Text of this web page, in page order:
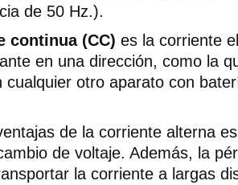
de 50 Hz.).
continua (CC) es la corriente
en una dirección, como la
cualquier otro aparato con
de la corriente alterna
de voltaje. Además, la
la corriente a largas